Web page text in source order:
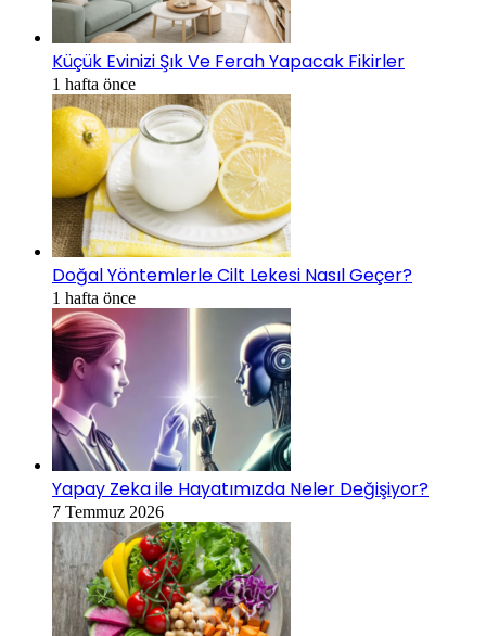
Küçük Evinizi Şık Ve Ferah Yapacak Fikirler
1 hafta önce
Doğal Yöntemlerle Cilt Lekesi Nasıl Geçer?
1 hafta önce
Yapay Zeka ile Hayatımızda Neler Değişiyor?
7 Temmuz 2026